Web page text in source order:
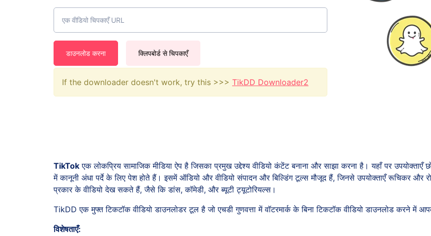
डाउनलोड करना क्लिपबोर्ड से चिपकाएँ
If the downloader doesn't work, try this >>> TikDD Downloader2
TikTok एक लोकप्रिय सामाजिक मीडिया ऐप है जिसका प्रमुख उद्देश्य वीडियो कंटेंट बनाना और साझा करना है। यहाँ पर उपयोक्ताएँ
में कानूनी अंधा पर्दे के लिए पेश होते हैं। इसमें ऑडियो और वीडियो संपादन और बिल्डिंग टूल्स मौजूद हैं, जिनसे उपयोक्ताएँ रूचिकर और
प्रकार के वीडियो देख सकते हैं, जैसे कि डांस, कॉमेडी, और ब्यूटी ट्यूटोरियल्स।
TikDD एक मुफ्त टिकटॉक वीडियो डाउनलोडर टूल है जो एचडी गुणवत्ता में वॉटरमार्क के बिना टिकटॉक वीडियो डाउनलोड करने में
विशेषताएँ: